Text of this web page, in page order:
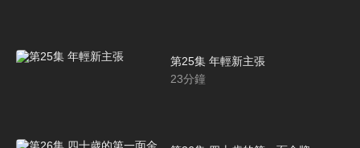
第25集 年輕新主張
23分鐘